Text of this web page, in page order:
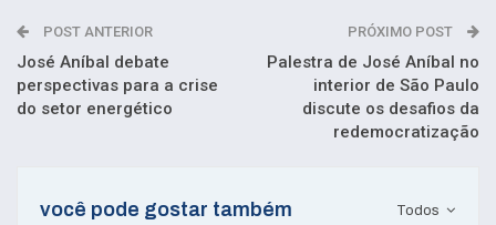
POST ANTERIOR
José Aníbal debate
perspectivas para a crise
do setor energético
PRÓXIMO POST
Palestra de José Aníbal no
interior de São Paulo
discute os desafios da
redemocratização
Todos
você pode gostar também